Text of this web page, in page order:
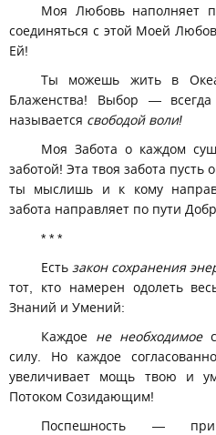
Моя Любовь наполняет
соединяться с этой Моей
Ей!
Ты можешь жить в
Блаженства! Выбор —
называется свободой воли!
Моя Забота о каждом
заботой! Эта твоя забота пусть
ты мыслишь и к кому
забота направляет по пути
* * *
Есть закон сохранения
тот, кто намерен одолеть
Знаний и Умений:
Каждое не необходимое
силу. Но каждое
увеличивает мощь твою и
Потоком Созидающим!
Поспешность —